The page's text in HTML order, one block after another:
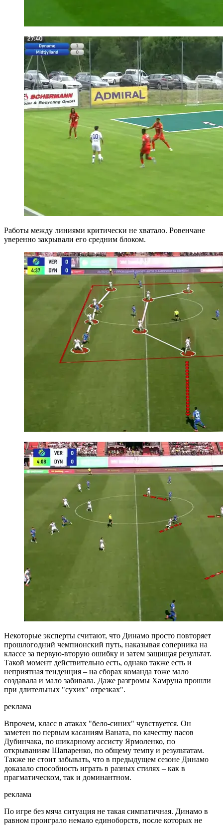
Работы между линиями критически не хватало. Ровенчане
уверенно закрывали его средним блоком.
Некоторые эксперты считают, что Динамо просто повторяет
прошлогодний чемпионский путь, наказывая соперника на
классе за первую-вторую ошибку и затем защищая результат.
Такой момент действительно есть, однако также есть и
неприятная тенденция – на сборах команда тоже мало
создавала и мало забивала. Даже разгромы Хамруна прошли
при длительных "сухих" отрезках".
реклама
Впрочем, класс в атаках "бело-синих" чувствуется. Он
заметен по первым касаниям Ваната, по качеству пасов
Дубинчака, по шикарному ассисту Ярмоленко, по
открываниям Шапаренко, по общему темпу и результатам.
Также не стоит забывать, что в предыдущем сезоне Динамо
доказало способность играть в разных стилях – как в
прагматическом, так и доминантном.
реклама
По игре без мяча ситуация не такая симпатичная. Динамо в
равном проиграло немало единоборств, после которых не